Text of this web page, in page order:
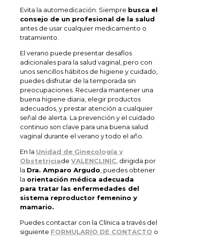
Evita la automedicación. Siempre busca el
consejo de un profesional de la salud
antes de usar cualquier medicamento o
tratamiento.
El verano puede presentar desafíos
adicionales para la salud vaginal, pero con
unos sencillos hábitos de higiene y cuidado,
puedes disfrutar de la temporada sin
preocupaciones. Recuerda mantener una
buena higiene diaria, elegir productos
adecuados, y prestar atención a cualquier
señal de alerta. La prevención y el cuidado
continuo son clave para una buena salud
vaginal durante el verano y todo el año.
En la Unidad de Ginecología y
Obstetriciade VALENCLINIC , dirigida por
la Dra. Amparo Argudo , puedes obtener
la orientación médica adecuada
para tratar las enfermedades del
sistema reproductor femenino y
mamario.
Puedes contactar con la Clínica a través del
siguiente FORMULARIO DE CONTACTO o